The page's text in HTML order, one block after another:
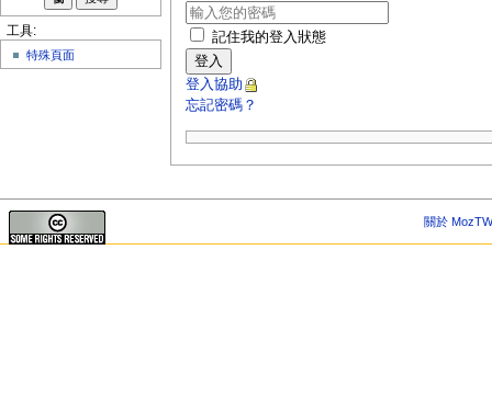
記住我的登入狀態
登入
登入協助
忘記密碼？
工具:
特殊頁面
關於